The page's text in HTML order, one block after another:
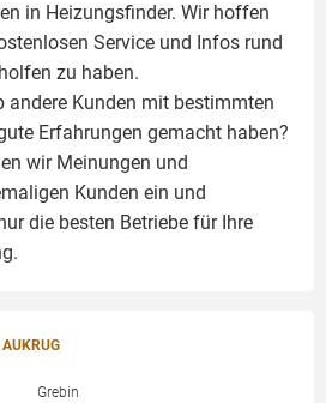
in Heizungsfinder. Wir hoffen
Service und Infos rund
zu haben.
andere Kunden mit bestimmten
Erfahrungen gemacht haben?
wir Meinungen und
Kunden ein und
die besten Betriebe für Ihre
Grebin